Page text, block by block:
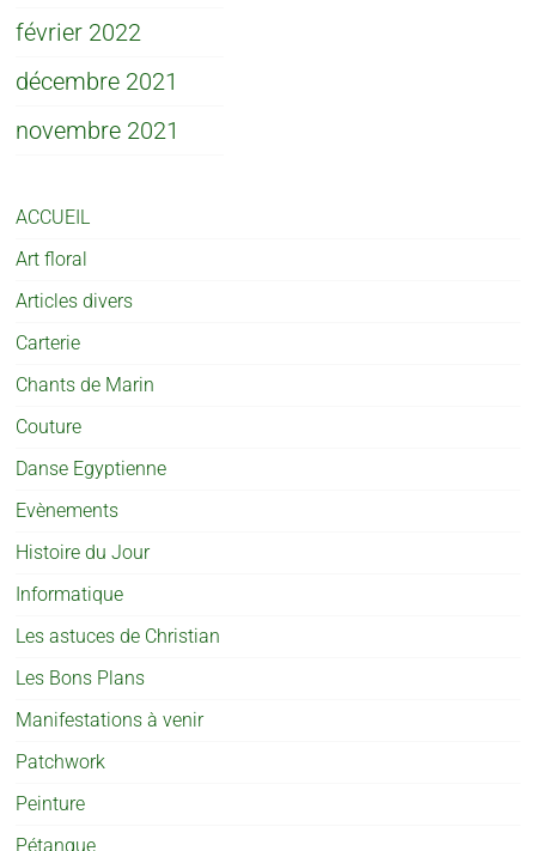
février 2022
décembre 2021
novembre 2021
ACCUEIL
Art floral
Articles divers
Carterie
Chants de Marin
Couture
Danse Egyptienne
Evènements
Histoire du Jour
Informatique
Les astuces de Christian
Les Bons Plans
Manifestations à venir
Patchwork
Peinture
Pétanque